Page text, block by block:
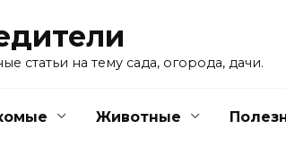
статьи на тему сада, огорода, дачи.
Животные